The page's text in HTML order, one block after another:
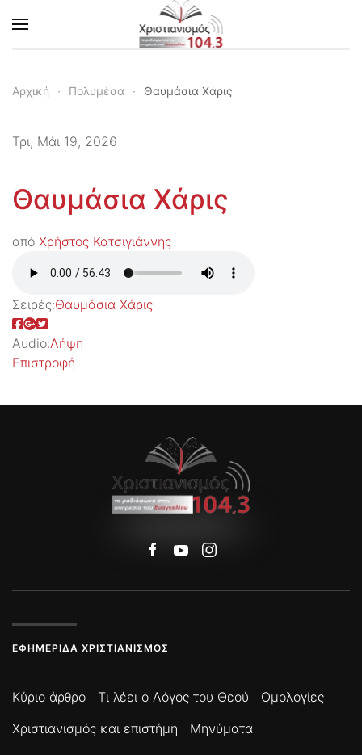
Skip to main content
Αρχική Πολυμέσα Θαυμάσια Χάρις
Τρι, Μάι 19, 2026
Θαυμάσια Χάρις
από Χρήστος Κατσιγιάννης
Σειρές:Θαυμάσια Χάρις
Audio:Λήψη
Επιστροφή
ΕΦΗΜΕΡΊΔΑ ΧΡΙΣΤΙΑΝΙΣΜΌΣ
Κύριο άρθρο Τι λέει ο Λόγος του Θεού
Ομολογίες
Χριστιανισμός και επιστήμη
Μηνύματα